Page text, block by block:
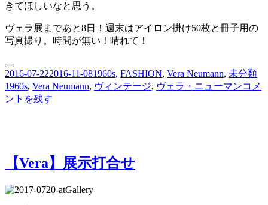
きてほしいなと思う。
ヴェラ展まであと8日！週末はアイロン掛け50枚と冊子用の
写真撮り。時間が無い！晴れて！
投
稿
日:
2016-07-222016-11-08カ
テ
1960s, FASHION, Vera Neumann, 未分類タ
グ
1960s, Vera Neumann, ヴィンテージ, ヴェラ・ニューマン【
コメ
ントを残す
【Vera】展示打合せ